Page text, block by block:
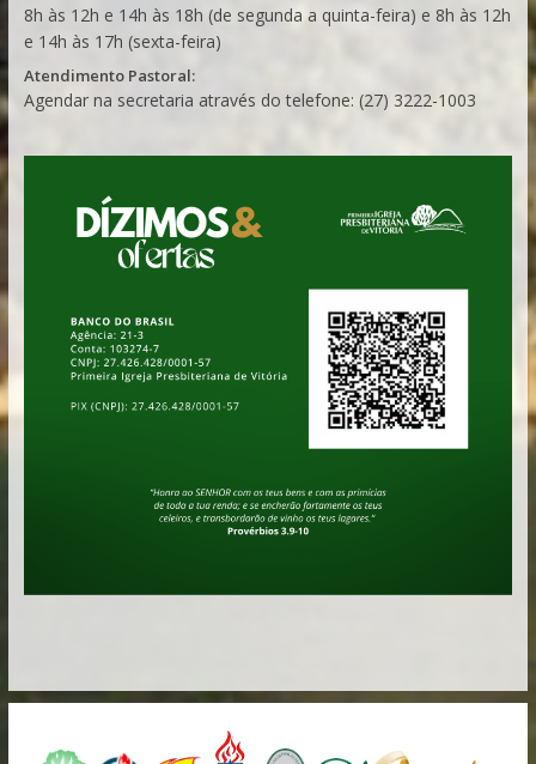
8h às 12h e 14h às 18h (de segunda a quinta-feira) e 8h às 12h
e 14h às 17h (sexta-feira)
Atendimento Pastoral:
Agendar na secretaria através do telefone: (27) 3222-1003